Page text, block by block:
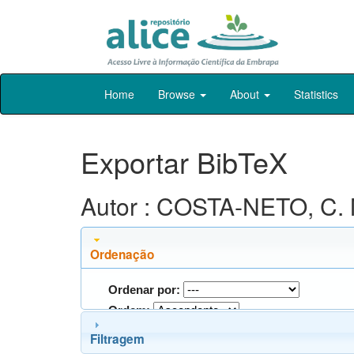
Skip
Home Browse About Statistics
Exportar BibTeX
Autor : COSTA-NETO, C.
Ordenação
Ordenar por:
Ordem:
Filtragem